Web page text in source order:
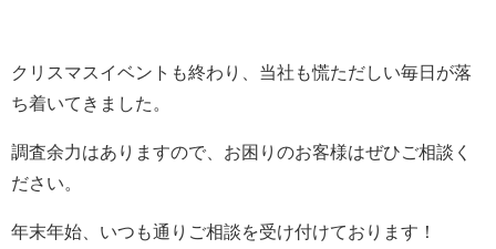
クリスマスイベントも終わり、当社も慌ただしい毎日が落
ち着いてきました。
調査余力はありますので、お困りのお客様はぜひご相談く
ださい。
年末年始、いつも通りご相談を受け付けております！